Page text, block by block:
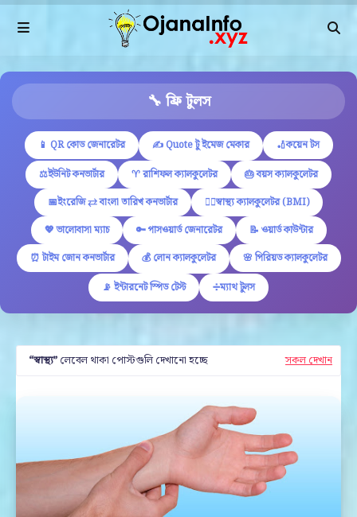
🔧 ফ্রি টুলস
📱 QR কোড জেনারেটর ✍ Quote টু ইমেজ মেকার
🏏কয়েন টস
⚖️ইউনিট কনভার্টার
♈ রাশিফল ক্যালকুলেটর
🎂 বয়স ক্যালকুলেটর
📅ইংরেজি ⇄ বাংলা তারিখ কনভার্টার
🏋️‍♂️স্বাস্থ্য ক্যালকুলেটর (BMI)
💖 ভালোবাসা ম্যাচ
🔑 পাসওয়ার্ড জেনারেটর
📝 ওয়ার্ড কাউন্টার
⏰ টাইম জোন কনভার্টার
💰 লোন ক্যালকুলেটর
🌸 পিরিয়ড ক্যালকুলেটর
📡 ইন্টারনেট স্পিড টেস্ট
➗ম্যাথ টুলস
স্বাস্থ্য লেবেল থাকা পোস্টগুলি দেখানো হচ্ছে সকল দেখান